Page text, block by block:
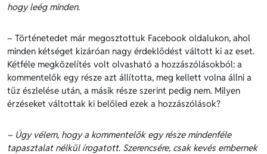
hogy leég minden.
– Történetedet már megosztottuk Facebook oldalukon, ahol
minden kétséget kizáróan nagy érdeklődést váltott ki az eset.
Kétféle megközelítés volt olvasható a hozzászólásokból: a
kommentelők egy része azt állította, meg kellett volna állni a
tűz észlelése után, a másik része szerint pedig nem. Milyen
érzéseket váltottak ki belőled ezek a hozzászólások?
– Úgy vélem, hogy a kommentelők egy része mindenféle
tapasztalat nélkül írogatott. Szerencsére, csak kevés embernek